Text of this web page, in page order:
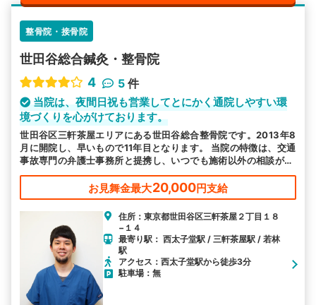
整骨院・接骨院
世田谷総合鍼灸・整骨院
4
5 件
当院は、夜間日祝も営業してとにかく通院しやすい環
境づくりを心がけております。
世田谷区三軒茶屋エリアにある世田谷総合整骨院です。2013年8
月に開院し、早いもので11年目となります。 当院の特徴は、交通
事故専門の弁護士事務所と提携し、いつでも施術以外の相談がで
きるサポート体制と、提携する病院との連携を心掛け、併用して
継続通院できる病院探しもサポートしている点です。 また夜間
日祝も営業し、とにかく通院しやすい環境づくりを心がけており
ます。交通事故むちうち症の患者様は、毎回院長が施術対応をし
ております。 院長は、柔道整復師免許の他に、鍼灸師免許も保
有していますので、ご希望の場合（保険会社が承諾する場合）
は、鍼施術を行う事もできます。
お見舞金最大20,000円支給
住所：東京都世田谷区三軒茶屋２丁目１８
−１４
最寄り駅： 西太子堂駅 / 三軒茶屋駅 / 若林
駅
アクセス：西太子堂駅から徒歩3分
駐車場：無